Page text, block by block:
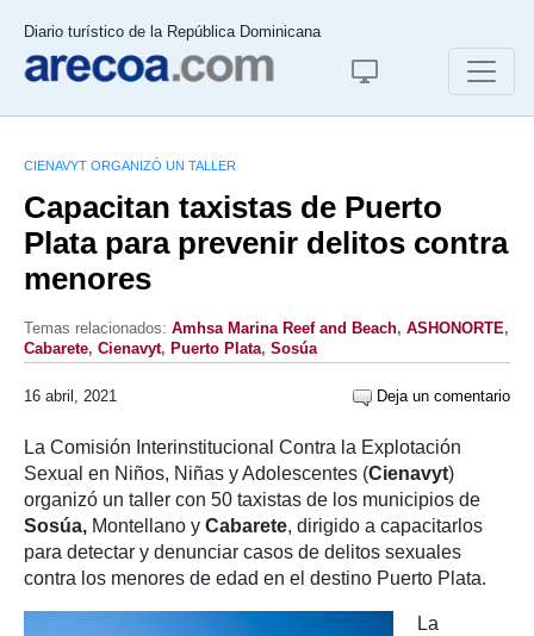
Diario turístico de la República Dominicana
CIENAVYT ORGANIZÓ UN TALLER
Capacitan taxistas de Puerto
Plata para prevenir delitos contra
menores
Temas relacionados: Amhsa Marina Reef and Beach, ASHONORTE,
Cabarete, Cienavyt, Puerto Plata, Sosúa
16 abril, 2021 Deja un comentario
La Comisión Interinstitucional Contra la Explotación
Sexual en Niños, Niñas y Adolescentes (Cienavyt)
organizó un taller con 50 taxistas de los municipios de
Sosúa, Montellano y Cabarete, dirigido a capacitarlos
para detectar y denunciar casos de delitos sexuales
contra los menores de edad en el destino Puerto Plata.
La